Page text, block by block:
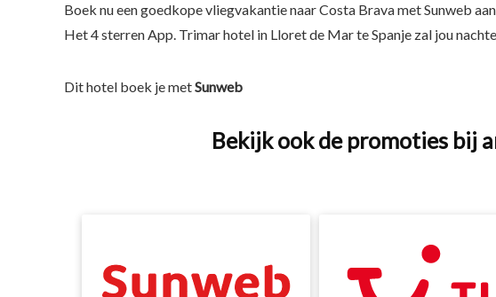
Boek nu een goedkope vliegvakantie naar Costa Brava met Sunweb
Het 4 sterren App. Trimar hotel in Lloret de Mar te Spanje zal jou
Dit hotel boek je metSunweb
Bekijk ook de promoties bij